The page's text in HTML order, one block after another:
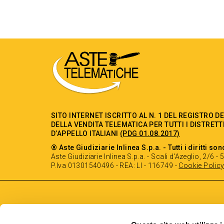
SITO INTERNET ISCRITTO AL N. 1 DEL REGISTRO
DELLA VENDITA TELEMATICA PER TUTTI I
D’APPELLO ITALIANI (PDG 01.08.2017)
® Aste Giudiziarie Inlinea S.p.a. - Tutti i diritti
Aste Giudiziarie Inlinea S.p.a. - Scali d'Azeglio, 2/6 -
P.Iva 01301540496 - REA: LI - 116749 - Cookie Policy